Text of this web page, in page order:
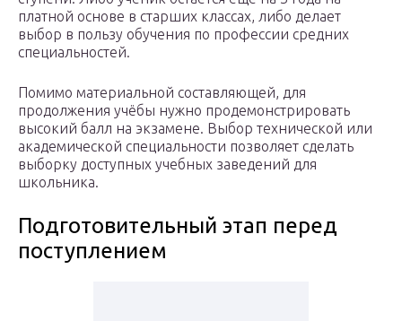
платной основе в старших классах, либо делает
выбор в пользу обучения по профессии средних
специальностей.
Помимо материальной составляющей, для
продолжения учёбы нужно продемонстрировать
высокий балл на экзамене. Выбор технической или
академической специальности позволяет сделать
выборку доступных учебных заведений для
школьника.
Подготовительный этап перед
поступлением